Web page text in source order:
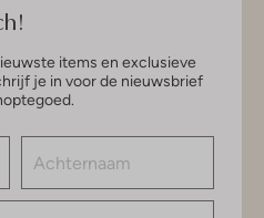
items en exclusieve
je in voor de nieuwsbrief